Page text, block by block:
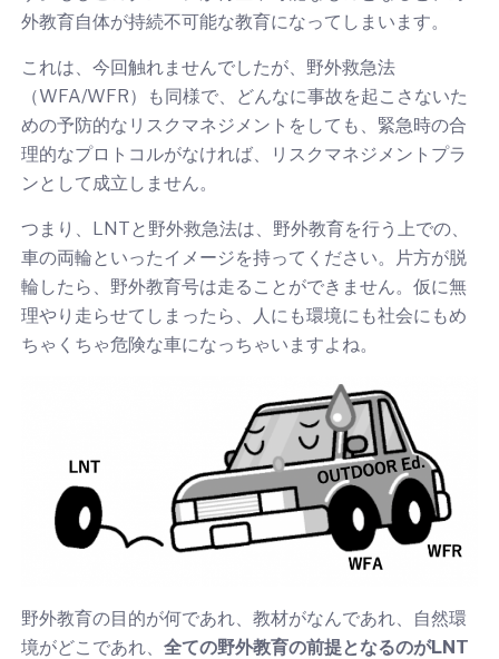
外教育自体が持続不可能な教育になってしまいます。
これは、今回触れませんでしたが、野外救急法
（WFA/WFR）も同様で、どんなに事故を起こさないた
めの予防的なリスクマネジメントをしても、緊急時の合
理的なプロトコルがなければ、リスクマネジメントプラ
ンとして成立しません。
つまり、LNTと野外救急法は、野外教育を行う上での、
車の両輪といったイメージを持ってください。片方が脱
輪したら、野外教育号は走ることができません。仮に無
理やり走らせてしまったら、人にも環境にも社会にもめ
ちゃくちゃ危険な車になっちゃいますよね。
野外教育の目的が何であれ、教材がなんであれ、自然環
境がどこであれ、 全ての野外教育の前提となるのがLNT